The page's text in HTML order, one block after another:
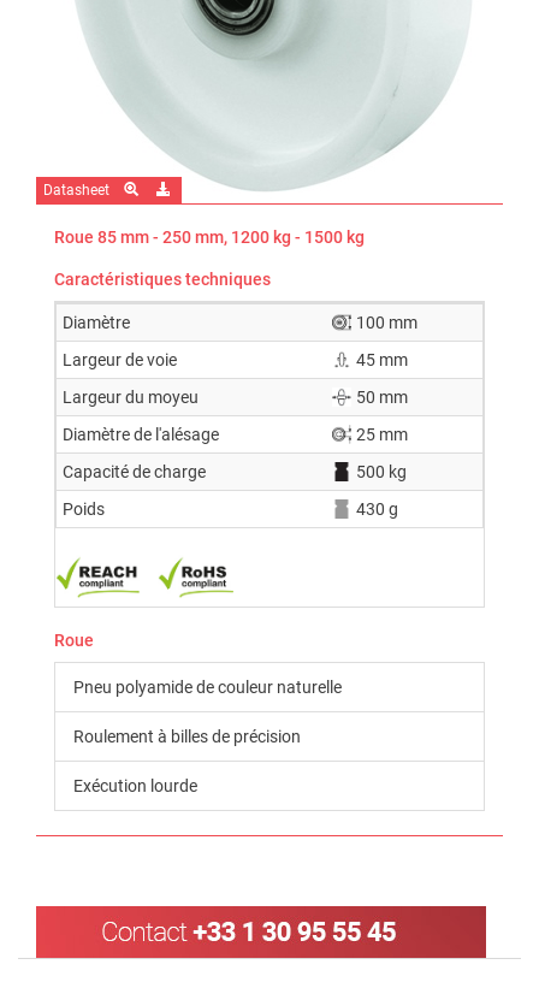
Datasheet
Roue 85 mm - 250 mm, 1200 kg - 1500 kg
Caractéristiques techniques
Diamètre
100 mm
Largeur de voie
45 mm
Largeur du moyeu
50 mm
Diamètre de l'alésage
25 mm
Capacité de charge
500 kg
Poids
430 g
Roue
Pneu polyamide de couleur naturelle
Roulement à billes de précision
Exécution lourde